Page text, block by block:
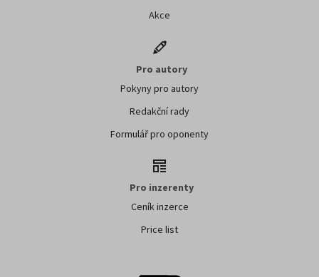
Akce
Pro autory
Pokyny pro autory
Redakční rady
Formulář pro oponenty
Pro inzerenty
Ceník inzerce
Price list